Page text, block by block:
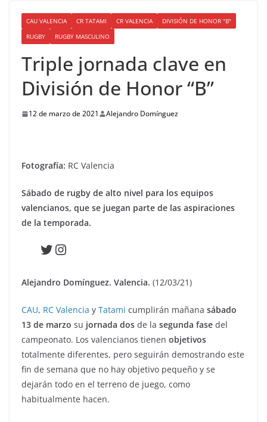
CAU VALENCIA CR TATAMI CR VALENCIA
DIVISIÓN DE HONOR "B"
RUGBY
RUGBY MASCULINO
Triple jornada clave en
División de Honor “B”
12 de marzo de 2021 Alejandro Domínguez
Fotografía: RC Valencia
Sábado de rugby de alto nivel para los equipos
valencianos, que se juegan parte de las aspiraciones
de la temporada.
Twitter
Instagram
Alejandro Domínguez. Valencia. (12/03/21)
CAU, RC Valencia y Tatami cumplirán mañana sábado
13 de marzo su jornada dos de la segunda fase del
campeonato. Los valencianos tienen objetivos
totalmente diferentes, pero seguirán demostrando este
fin de semana que no hay objetivo pequeño y se
dejarán todo en el terreno de juego, como
habitualmente hacen.